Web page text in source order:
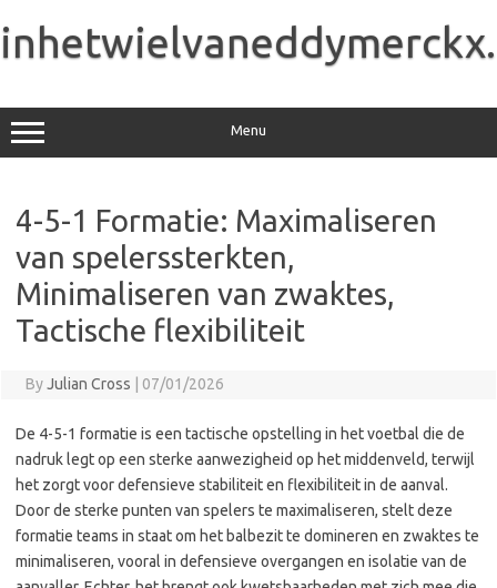
content
Menu
4-5-1 Formatie: Maximaliseren
van spelerssterkten,
Minimaliseren van zwaktes,
Tactische flexibiliteit
ByJulian Cross 07/01/2026
De 4-5-1 formatie is een tactische opstelling in het voetbal die de
nadruk legt op een sterke aanwezigheid op het middenveld, terwijl
het zorgt voor defensieve stabiliteit en flexibiliteit in de aanval.
Door de sterke punten van spelers te maximaliseren, stelt deze
formatie teams in staat om het balbezit te domineren en zwaktes te
minimaliseren, vooral in defensieve overgangen en isolatie van de